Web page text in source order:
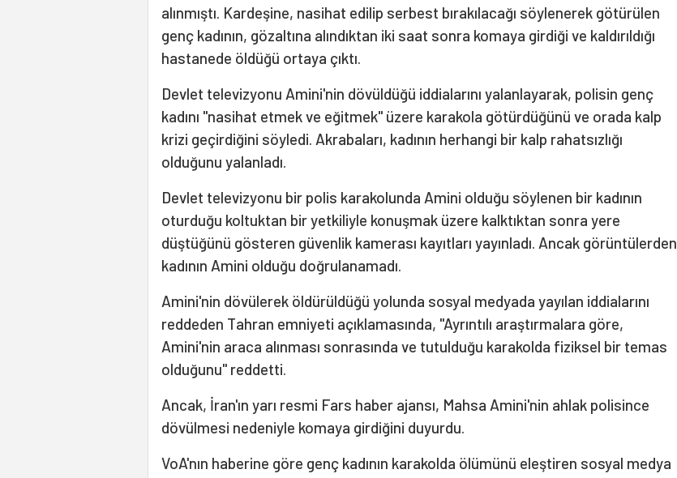
alınmıştı. Kardeşine, nasihat edilip serbest bırakılacağı söylenerek götürülen
genç kadının, gözaltına alındıktan iki saat sonra komaya girdiği ve kaldırıldığı
hastanede öldüğü ortaya çıktı.
Devlet televizyonu Amini'nin dövüldüğü iddialarını yalanlayarak, polisin genç
kadını "nasihat etmek ve eğitmek" üzere karakola götürdüğünü ve orada kalp
krizi geçirdiğini söyledi. Akrabaları, kadının herhangi bir kalp rahatsızlığı
olduğunu yalanladı.
Devlet televizyonu bir polis karakolunda Amini olduğu söylenen bir kadının
oturduğu koltuktan bir yetkiliyle konuşmak üzere kalktıktan sonra yere
düştüğünü gösteren güvenlik kamerası kayıtları yayınladı. Ancak görüntülerden
kadının Amini olduğu doğrulanamadı.
Amini'nin dövülerek öldürüldüğü yolunda sosyal medyada yayılan iddialarını
reddeden Tahran emniyeti açıklamasında, "Ayrıntılı araştırmalara göre,
Amini'nin araca alınması sonrasında ve tutulduğu karakolda fiziksel bir temas
olduğunu" reddetti.
Ancak, İran'ın yarı resmi Fars haber ajansı, Mahsa Amini'nin ahlak polisince
dövülmesi nedeniyle komaya girdiğini duyurdu.
VoA'nın haberine göre genç kadının karakolda ölümünü eleştiren sosyal medya